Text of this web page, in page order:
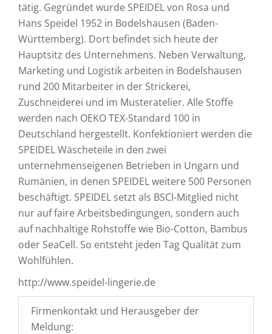
tätig. Gegründet wurde SPEIDEL von Rosa und
Hans Speidel 1952 in Bodelshausen (Baden-
Württemberg). Dort befindet sich heute der
Hauptsitz des Unternehmens. Neben Verwaltung,
Marketing und Logistik arbeiten in Bodelshausen
rund 200 Mitarbeiter in der Strickerei,
Zuschneiderei und im Musteratelier. Alle Stoffe
werden nach OEKO TEX-Standard 100 in
Deutschland hergestellt. Konfektioniert werden die
SPEIDEL Wäscheteile in den zwei
unternehmenseigenen Betrieben in Ungarn und
Rumänien, in denen SPEIDEL weitere 500 Personen
beschäftigt. SPEIDEL setzt als BSCI-Mitglied nicht
nur auf faire Arbeitsbedingungen, sondern auch
auf nachhaltige Rohstoffe wie Bio-Cotton, Bambus
oder SeaCell. So entsteht jeden Tag Qualität zum
Wohlfühlen.
http://www.speidel-lingerie.de
Firmenkontakt und Herausgeber der
Meldung: